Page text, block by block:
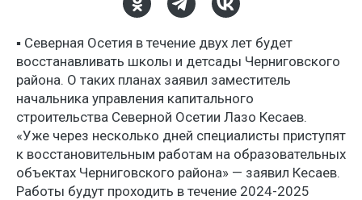
▪️ Северная Осетия в течение двух лет будет
восстанавливать школы и детсады Черниговского
района. О таких планах заявил заместитель
начальника управления капитального
строительства Северной Осетии Лазо Кесаев.
«Уже через несколько дней специалисты приступят
к восстановительным работам на образовательных
объектах Черниговского района» — заявил Кесаев.
Работы будут проходить в течение 2024-2025